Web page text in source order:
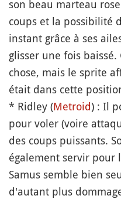
son beau marteau
coups et la possibilité
instant grâce à ses
glisser une fois
chose, mais le sprite
était dans cette
* Ridley (Metroid) : Il
pour voler (voire
des coups puissants.
également servir pour
Samus semble bien
d'autant plus